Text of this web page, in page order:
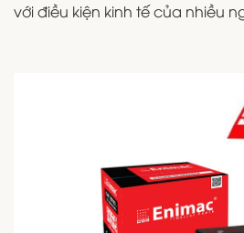
với điều kiện kinh tế của nhiều